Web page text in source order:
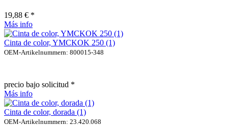
19,88 € *
Más info
Cinta de color, YMCKOK 250 (1)
OEM-Artikelnummern: 800015-348
precio bajo solicitud *
Más info
Cinta de color, dorada (1)
OEM-Artikelnummern: 23.420.068